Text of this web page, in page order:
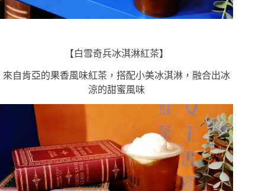
【白雪奇兵冰淇淋紅茶】
來自肯亞的果香風味紅茶，搭配小美冰淇淋，融合出冰
涼的甜蜜風味